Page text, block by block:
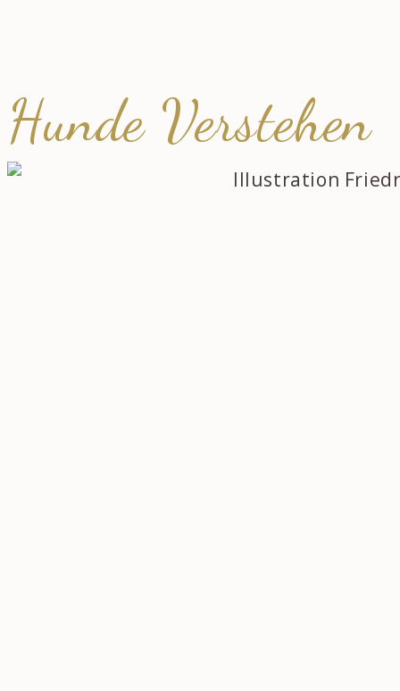
Hunde Verstehen